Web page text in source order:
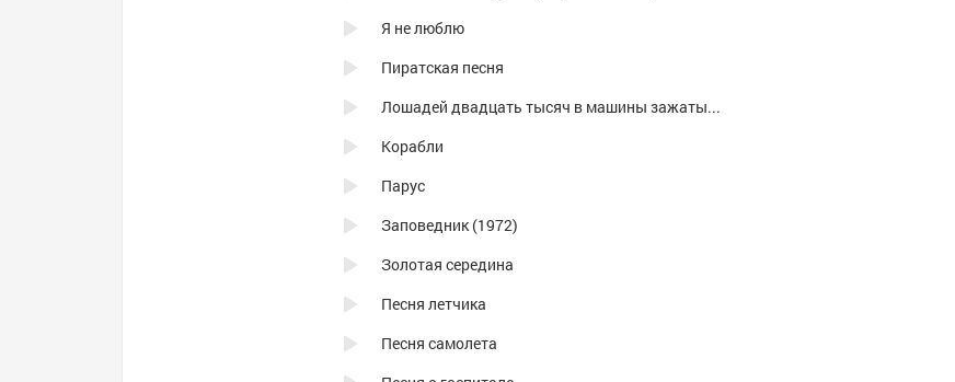
Я не люблю
Пиратская песня
Лошадей двадцать тысяч в машины зажаты...
Корабли
Парус
Заповедник (1972)
Золотая середина
Песня летчика
Песня самолета